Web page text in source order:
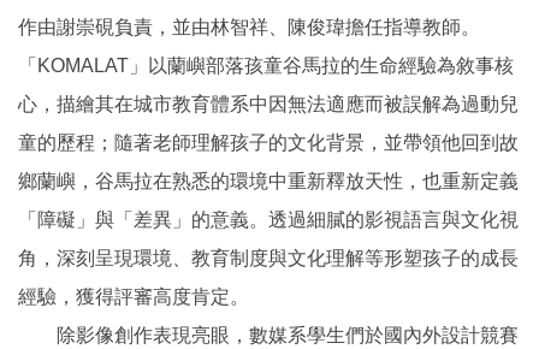
作由謝崇硯負責，並由林智祥、陳俊瑋擔任指導教師。
「KOMALAT」以蘭嶼部落孩童谷馬拉的生命經驗為敘事核
心，描繪其在城市教育體系中因無法適應而被誤解為過動兒
童的歷程；隨著老師理解孩子的文化背景，並帶領他回到故
鄉蘭嶼，谷馬拉在熟悉的環境中重新釋放天性，也重新定義
「障礙」與「差異」的意義。透過細膩的影視語言與文化視
角，深刻呈現環境、教育制度與文化理解等形塑孩子的成長
經驗，獲得評審高度肯定。
除影像創作表現亮眼，數媒系學生們於國內外設計競賽